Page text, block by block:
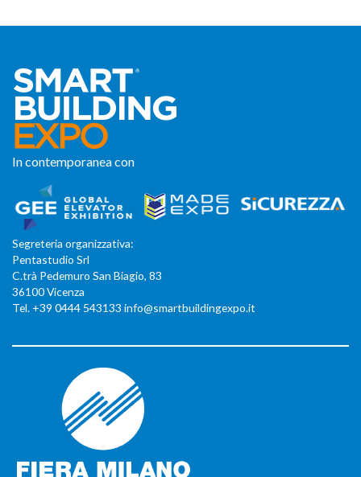
In contemporanea con
Segreteria organizzativa:
Pentastudio Srl
C.trà Pedemuro San Biagio, 83
36100 Vicenza
Tel. +39 0444 543133 info@smartbuildingexpo.it